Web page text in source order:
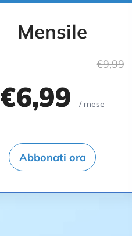
Mensile
€9,99
€6,99/ mese
Abbonati ora